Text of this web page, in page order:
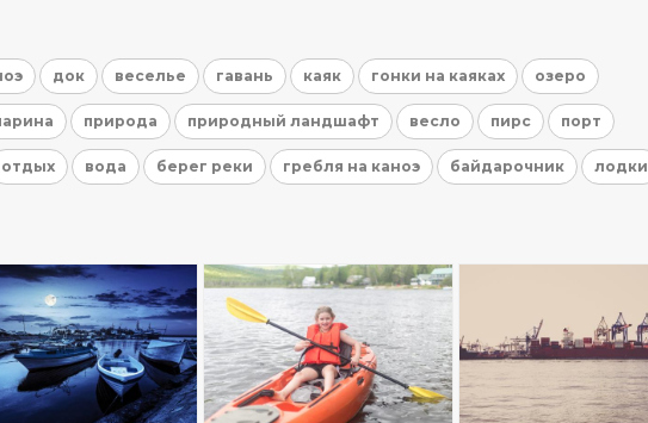
док веселье гавань каяк гонки на каяках озеро
природа природный ландшафт весло пирс порт
отдых вода берег реки гребля на каноэ байдарочник лодки